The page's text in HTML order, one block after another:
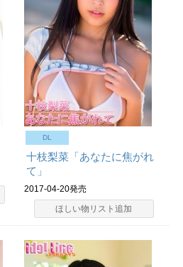
DL
十枝梨菜「あなたに焦がれ
て」
2017-04-20発売
ほしい物リスト追加